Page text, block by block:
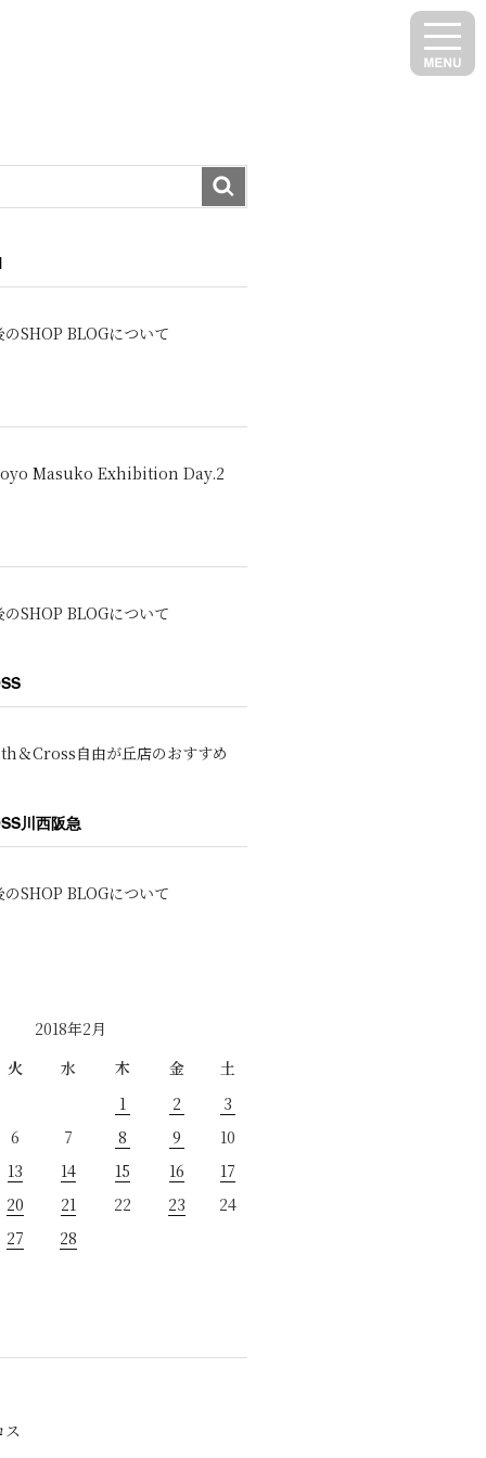
のSHOP BLOGについて
Masuko Exhibition Day.2
のSHOP BLOGについて
＆Cross自由が丘店のおすすめ
川西阪急
のSHOP BLOGについて
2018年2月
火 水 木 金
土
1
2
3
6 7 8 9
10
13 14 15 16
17
20 21 22 23
24
27
28
ス